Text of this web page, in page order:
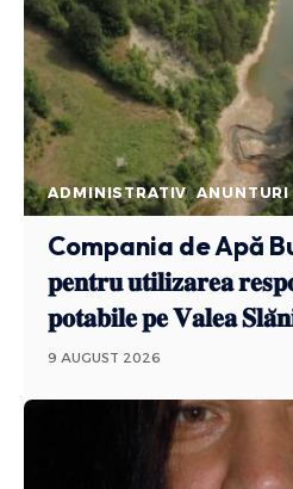
ADMINISTRATIV
Compania de Apă
𝐩𝐞𝐧𝐭𝐫𝐮 𝐮𝐭𝐢𝐥𝐢𝐳𝐚𝐫𝐞𝐚
𝐩𝐨𝐭𝐚𝐛𝐢𝐥𝐞 𝐩𝐞 𝐕𝐚𝐥𝐞𝐚
9 AUGUST 2026